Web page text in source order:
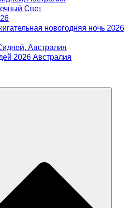
Свет
новогодняя ночь 2026
Австралия
2026 Австралия